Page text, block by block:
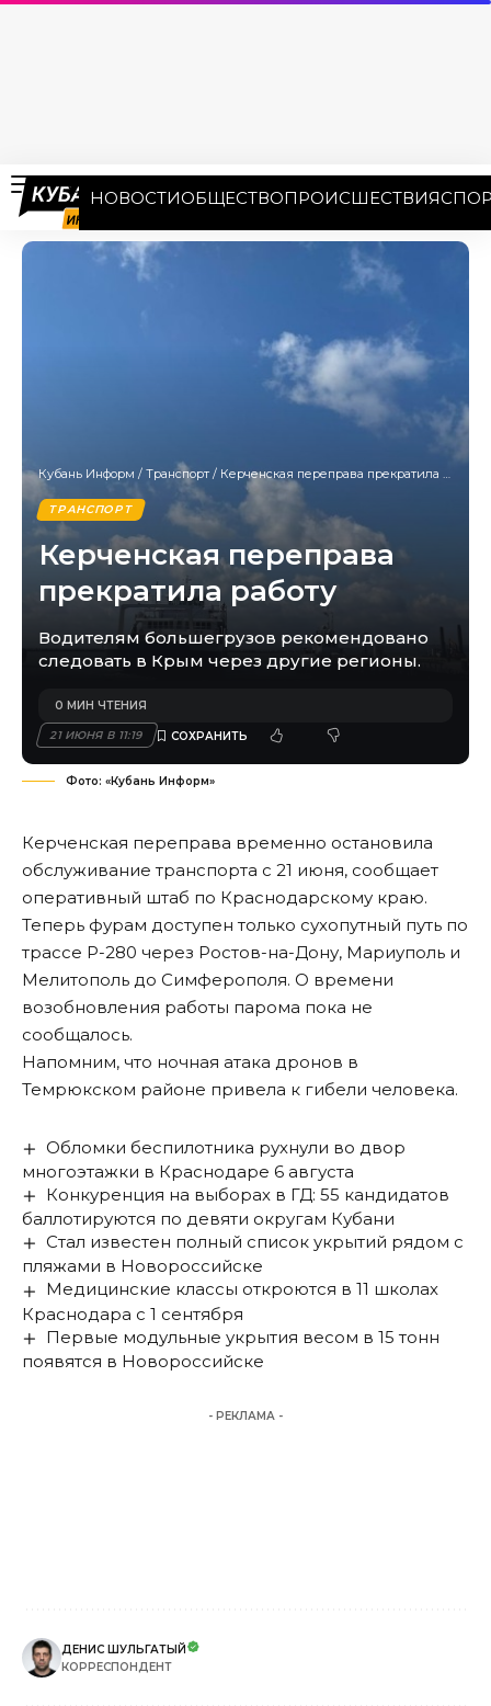
НОВОСТИОБЩЕСТВОПРОИСШЕСТВИЯ
Кубань Информ / Транспорт / Керченская переправа прекратила работу
ТРАНСПОРТ
Керченская переправа
прекратила работу
Водителям большегрузов рекомендовано
следовать в Крым через другие регионы.
21 ИЮНЯ В 11:19
0 МИН ЧТЕНИЯ
Фото: «Кубань Информ»
Керченская переправа временно остановила
обслуживание транспорта с 21 июня, сообщает
оперативный штаб по Краснодарскому краю.
Теперь фурам доступен только сухопутный путь по
трассе Р-280 через Ростов-на-Дону, Мариуполь и
Мелитополь до Симферополя. О времени
возобновления работы парома пока не
сообщалось.
Напомним, что ночная атака дронов в
Темрюкском районе привела к гибели человека.
Обломки беспилотника рухнули во двор
многоэтажки в Краснодаре 6 августа
Конкуренция на выборах в ГД: 55 кандидатов
баллотируются по девяти округам Кубани
Стал известен полный список укрытий рядом с
пляжами в Новороссийске
Медицинские классы откроются в 11 школах
Краснодара с 1 сентября
Первые модульные укрытия весом в 15 тонн
появятся в Новороссийске
- РЕКЛАМА -
ДЕНИС ШУЛЬГАТЫЙ
КОРРЕСПОНДЕНТ